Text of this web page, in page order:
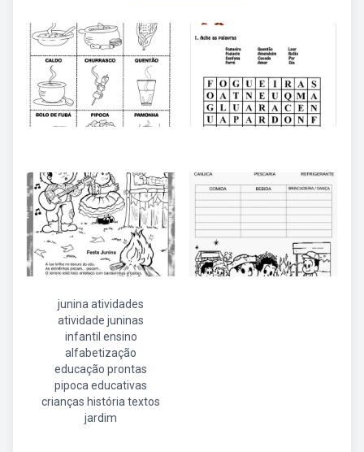
junina atividades
atividade juninas
infantil ensino
alfabetização
educação prontas
pipoca educativas
crianças história textos
jardim